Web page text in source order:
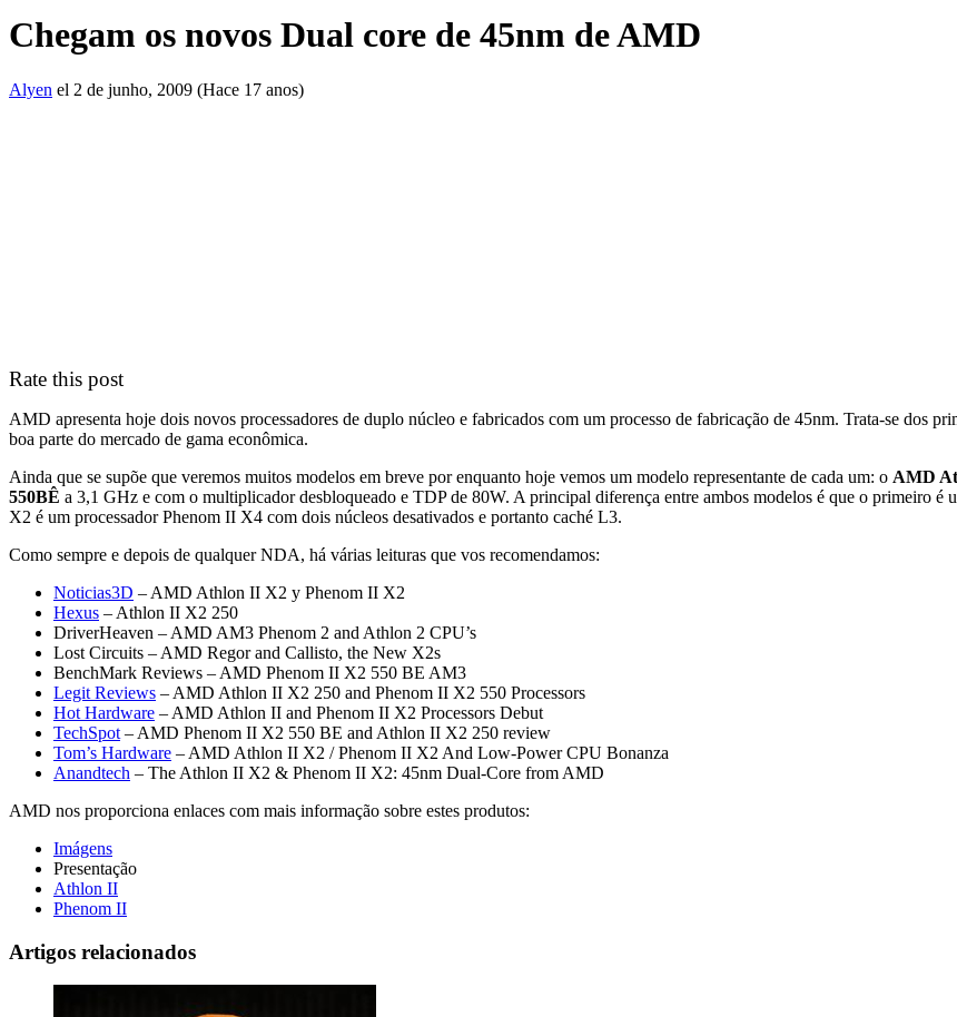
Chegam os novos Dual core de 45nm de AMD
Alyen el 2 de junho, 2009 (Hace 17 anos)
Rate this post
AMD apresenta hoje dois novos processadores de duplo núcleo e fabricados com um processo de fabricação de 45nm. Trata-se dos
boa parte do mercado de gama econômica.
Ainda que se supõe que veremos muitos modelos em breve por enquanto hoje vemos um modelo representante de cada um: o AMD
550BÊ a 3,1 GHz e com o multiplicador desbloqueado e TDP de 80W. A principal diferença entre ambos modelos é que o primeiro
X2 é um processador Phenom II X4 com dois núcleos desativados e portanto caché L3.
Como sempre e depois de qualquer NDA, há várias leituras que vos recomendamos:
Noticias3D – AMD Athlon II X2 y Phenom II X2
Hexus – Athlon II X2 250
DriverHeaven – AMD AM3 Phenom 2 and Athlon 2 CPU’s
Lost Circuits – AMD Regor and Callisto, the New X2s
BenchMark Reviews – AMD Phenom II X2 550 BE AM3
Legit Reviews – AMD Athlon II X2 250 and Phenom II X2 550 Processors
Hot Hardware – AMD Athlon II and Phenom II X2 Processors Debut
TechSpot – AMD Phenom II X2 550 BE and Athlon II X2 250 review
Tom’s Hardware – AMD Athlon II X2 / Phenom II X2 And Low-Power CPU Bonanza
Anandtech – The Athlon II X2 & Phenom II X2: 45nm Dual-Core from AMD
AMD nos proporciona enlaces com mais informação sobre estes produtos:
Imágens
Presentação
Athlon II
Phenom II
Artigos relacionados